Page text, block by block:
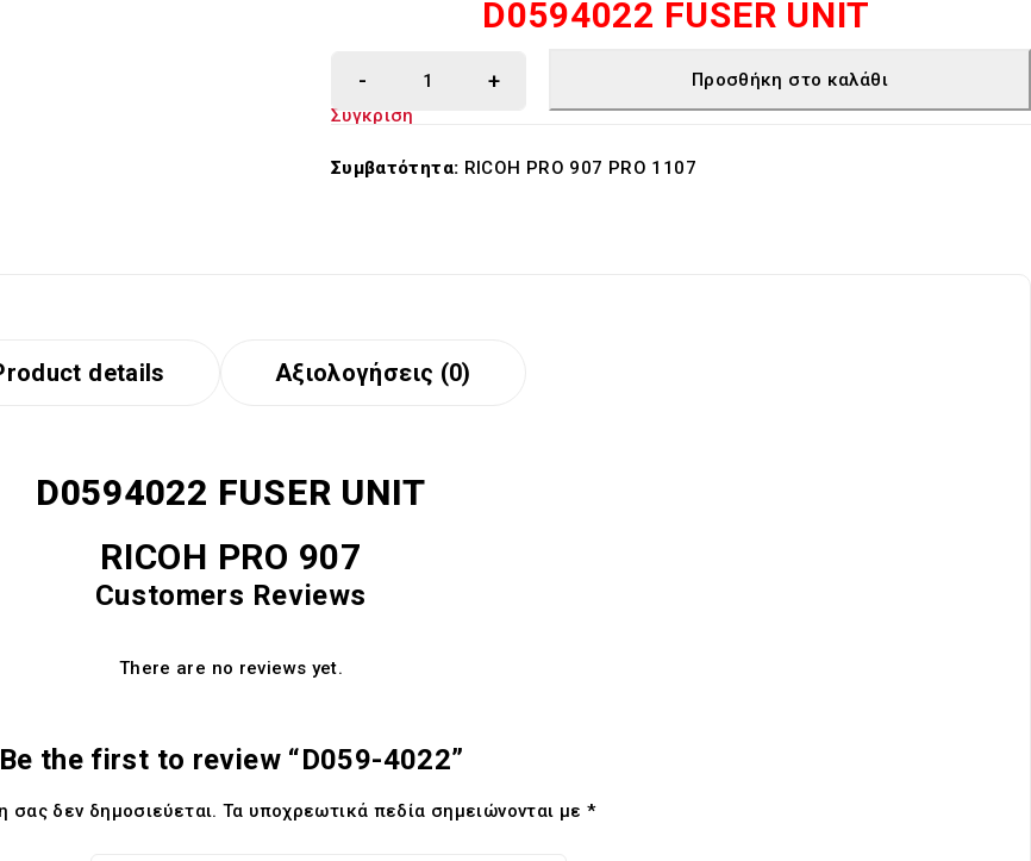
D0594022 FUSER UNIT
Προσθήκη στο καλάθι
Σύγκριση
Συμβατότητα: RICOH PRO 907 PRO 1107
details Αξιολογήσεις (0)
D0594022 FUSER UNIT
RICOH PRO 907
Customers Reviews
There are no reviews yet.
Be the first to review “D059-4022”
σας δεν δημοσιεύεται. Τα υποχρεωτικά πεδία σημειώνονται με *